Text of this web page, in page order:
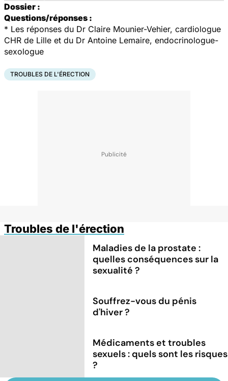
Dossier :
Questions/réponses :
* Les réponses du Dr Claire Mounier-Vehier, cardiologue
CHR de Lille et du Dr Antoine Lemaire, endocrinologue-
sexologue
TROUBLES DE L'ÉRECTION
Troubles de l'érection
Maladies de la prostate :
quelles conséquences sur la
sexualité ?
Souffrez-vous du pénis
d'hiver ?
Médicaments et troubles
sexuels : quels sont les risques
?